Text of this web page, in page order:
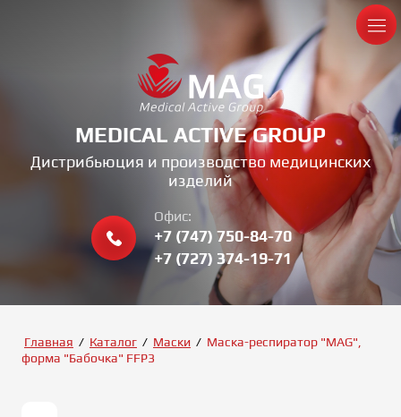
MEDICAL ACTIVE GROUP
Дистрибьюция и производство медицинских
изделий
Офис:
+7 (747) 750-84-70
+7 (727) 374-19-71
Главная / Каталог / Маски / Маска-респиратор "MAG",
форма "Бабочка" FFP3